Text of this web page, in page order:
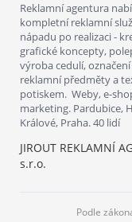
Reklamní agentura
kompletní reklamní
nápadu po realizaci -
grafické koncepty,
výroba cedulí,
reklamní předměty a
potiskem. Weby, e-
marketing. Pardubice,
Králové, Praha. 40 lidí
JIROUT REKLAMNÍ
s.r.o.
Podle